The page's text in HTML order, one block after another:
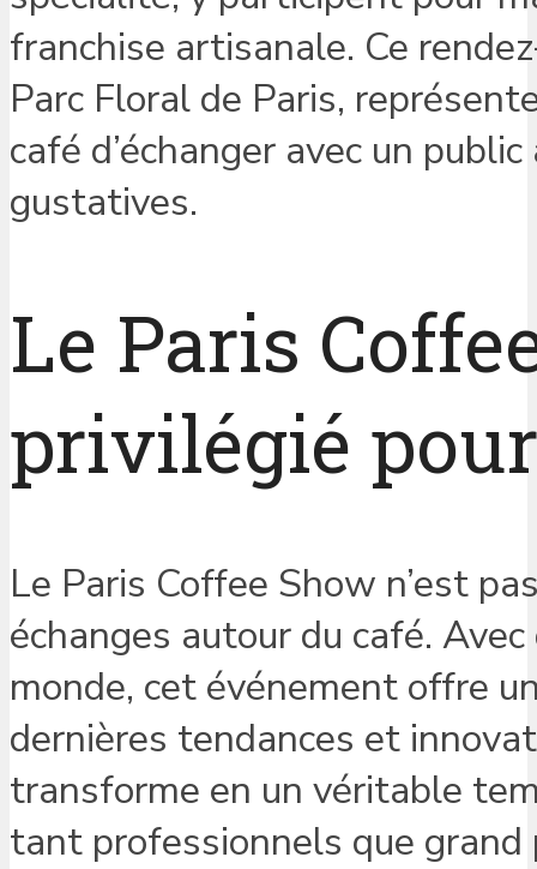
franchise artisanale. Ce
Parc Floral de Paris,
café d’échanger avec un
gustatives.
Le Paris
privilégié pour
Le Paris Coffee Show n’est
échanges autour du café.
monde, cet événement offre
dernières tendances et
transforme en un véritable
tant professionnels que grand